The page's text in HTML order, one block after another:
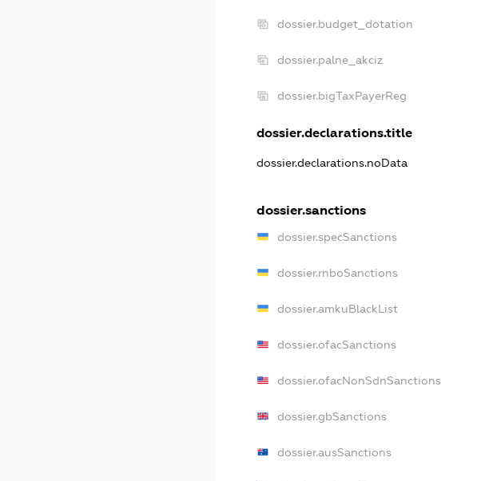
dossier.budget_dotation
dossier.palne_akciz
dossier.bigTaxPayerReg
dossier.declarations.title
dossier.declarations.noData
dossier.sanctions
dossier.specSanctions
dossier.rnboSanctions
dossier.amkuBlackList
dossier.ofacSanctions
dossier.ofacNonSdnSanctions
dossier.gbSanctions
dossier.ausSanctions